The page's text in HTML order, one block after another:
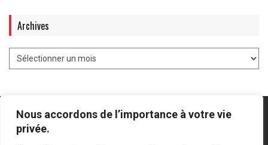
Nous accordons de l’importance à votre vie
privée.
Archives